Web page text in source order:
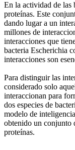
En la actividad de las
proteínas. Este
dando lugar a un
millones de
interacciones que
bacteria Escherichia
interacciones son
Para distinguir las
considerado solo
interaccionan para
dos especies de
modelo de
obtenido un conjunto
proteínas.